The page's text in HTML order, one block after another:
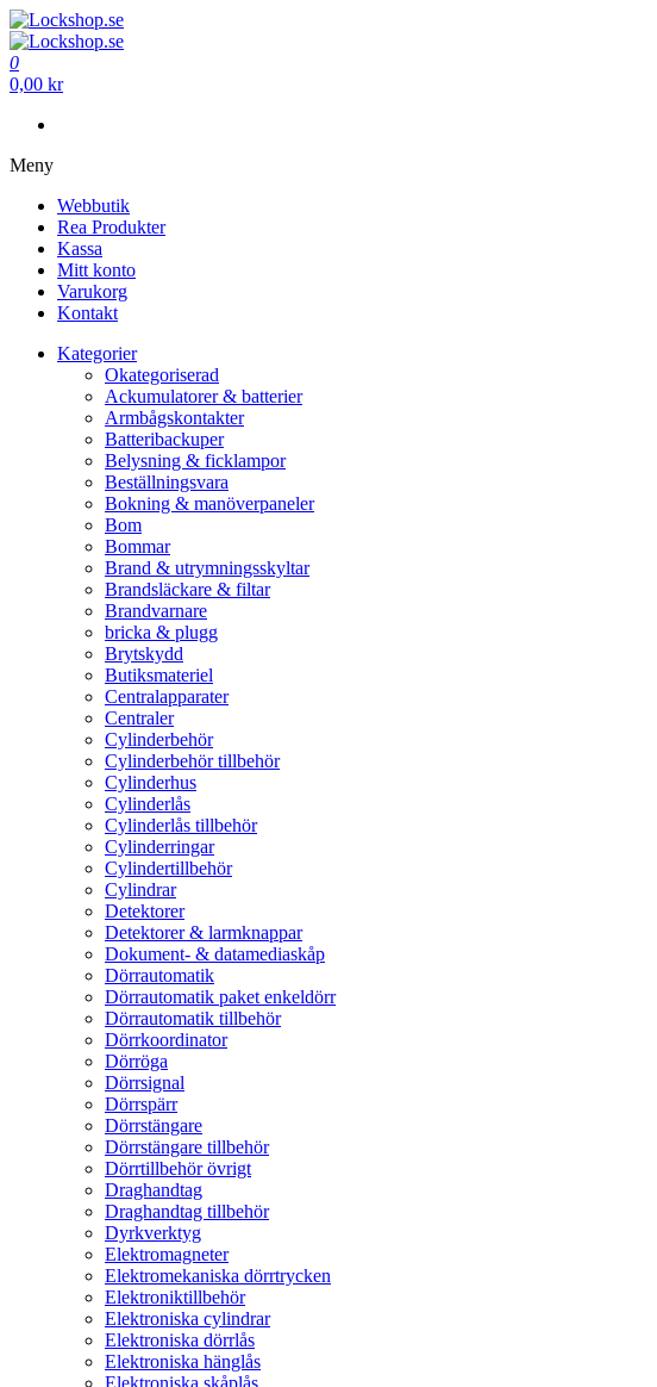
Hoppa
till
innehåll
Lockshop.se
Låsprodukter på nätet
Lockshop.se
Låsprodukter på nätet
0
0,00 kr
Meny
Webbutik
Rea Produkter
Kassa
Mitt konto
Varukorg
Kontakt
Kategorier
Okategoriserad
Ackumulatorer & batterier
Armbågskontakter
Batteribackuper
Belysning & ficklampor
Beställningsvara
Bokning & manöverpaneler
Bom
Bommar
Brand & utrymningsskyltar
Brandsläckare & filtar
Brandvarnare
bricka & plugg
Brytskydd
Butiksmateriel
Centralapparater
Centraler
Cylinderbehör
Cylinderbehör tillbehör
Cylinderhus
Cylinderlås
Cylinderlås tillbehör
Cylinderringar
Cylindertillbehör
Cylindrar
Detektorer
Detektorer & larmknappar
Dokument- & datamediaskåp
Dörrautomatik
Dörrautomatik paket enkeldörr
Dörrautomatik tillbehör
Dörrkoordinator
Dörröga
Dörrsignal
Dörrspärr
Dörrstängare
Dörrstängare tillbehör
Dörrtillbehör övrigt
Draghandtag
Draghandtag tillbehör
Dyrkverktyg
Elektromagneter
Elektromekaniska dörrtrycken
Elektroniktillbehör
Elektroniska cylindrar
Elektroniska dörrlås
Elektroniska hänglås
Elektroniska skåplås